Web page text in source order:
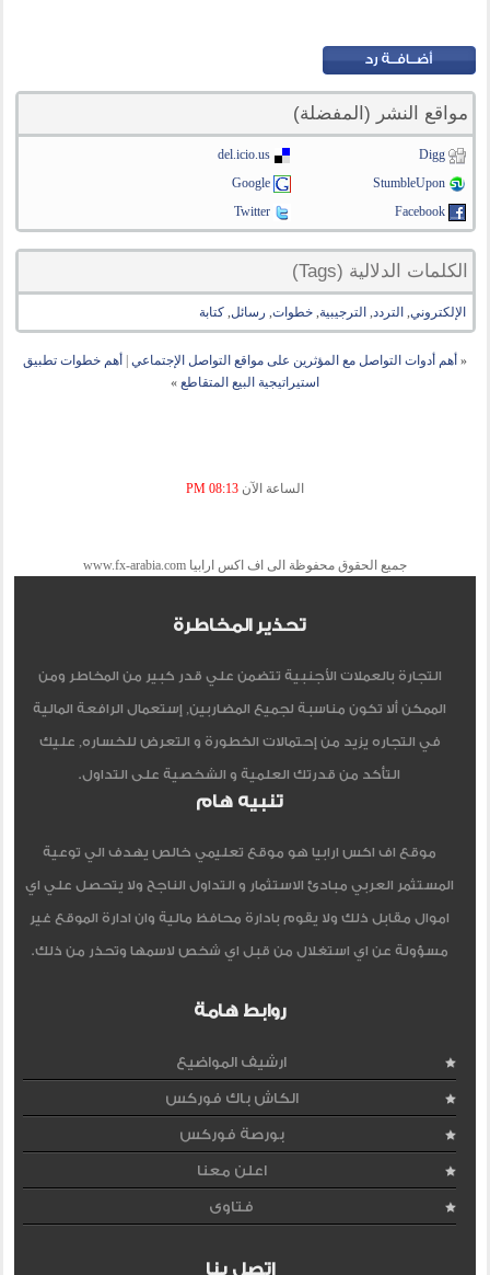
مواقع النشر (المفضلة)
Digg
del.icio.us
StumbleUpon
Google
Facebook
Twitter
الكلمات الدلالية (Tags)
الإلكتروني, التردد, الترجيبية,خطوات, رسائل,كتابة
« أهم أدوات التواصل مع المؤثرين على مواقع التواصل الإجتماعي
أهم خطوات تطبيق
استيراتيجية البيع المتقاطع »
الساعة الآن 08:13 PM
جميع الحقوق محفوظة الى اف اكس ارابيا www.fx-arabia.com
تحذير المخاطرة
التجارة بالعملات الأجنبية تتضمن علي قدر كبير من المخاطر ومن
الممكن ألا تكون مناسبة لجميع المضاربين, إستعمال الرافعة المالية
في التجاره يزيد من إحتمالات الخطورة و التعرض للخساره, عليك
التأكد من قدرتك العلمية و الشخصية على التداول.
تنبيه هام
موقع اف اكس ارابيا هو موقع تعليمي خالص يهدف الي توعية
المستثمر العربي مبادئ الاستثمار و التداول الناجح ولا يتحصل علي اي
اموال مقابل ذلك ولا يقوم بادارة محافظ مالية وان ادارة الموقع غير
مسؤولة عن اي استغلال من قبل اي شخص لاسمها وتحذر من ذلك.
روابط هامة
ارشيف المواضيع
الكاش باك فوركس
بورصة فوركس
اعلن معنا
فتاوى
اتصل بنا